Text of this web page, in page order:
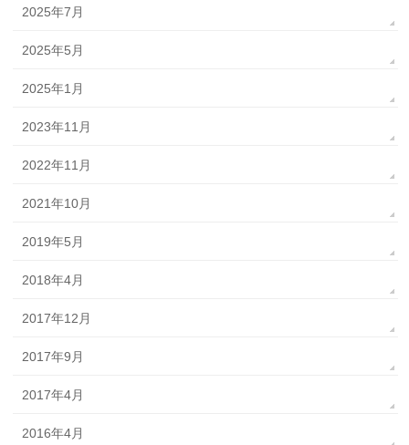
2025年7月
2025年5月
2025年1月
2023年11月
2022年11月
2021年10月
2019年5月
2018年4月
2017年12月
2017年9月
2017年4月
2016年4月